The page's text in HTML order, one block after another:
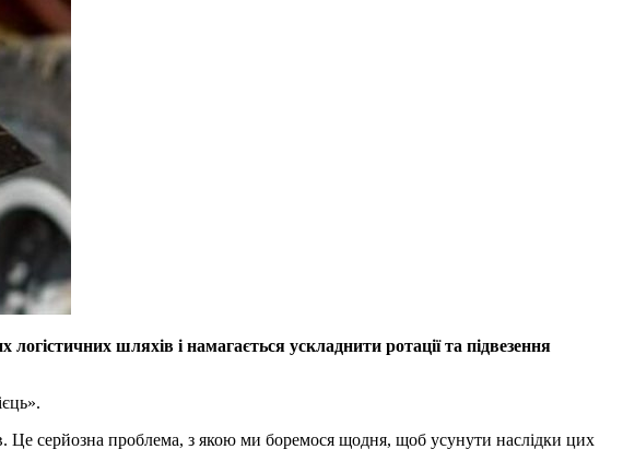
шляхів і намагається ускладнити ротації та підвезення
Це серйозна проблема, з якою ми боремося щодня, щоб усунути наслідки цих